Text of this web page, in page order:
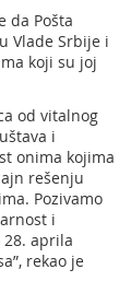
da Pošta
Vlade Srbije i
koji su joj
od vitalnog
i
onima kojima
rešenju
Pozivamo
i
aprila
rekao je